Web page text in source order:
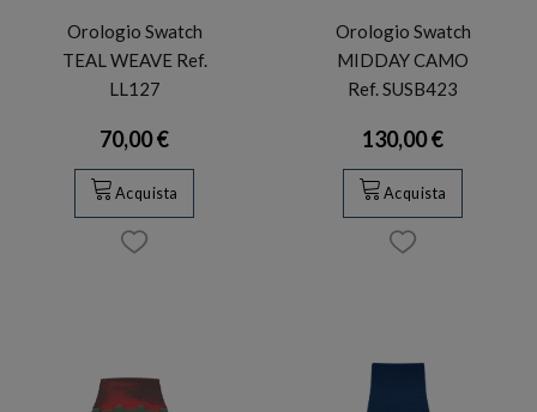
Orologio Swatch
TEAL WEAVE Ref.
LL127
70,00 €
Acquista
Orologio Swatch
MIDDAY CAMO
Ref. SUSB423
130,00 €
Acquista